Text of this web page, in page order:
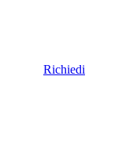
Richiedi